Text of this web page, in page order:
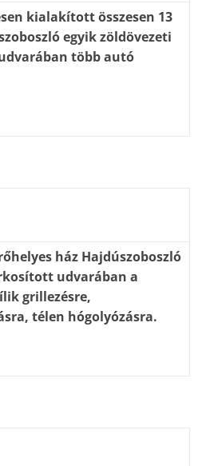
kialakított összesen 13
egyik zöldövezeti
több autó
ház Hajdúszoboszló
udvarában a
grillezésre,
télen hógolyózásra.